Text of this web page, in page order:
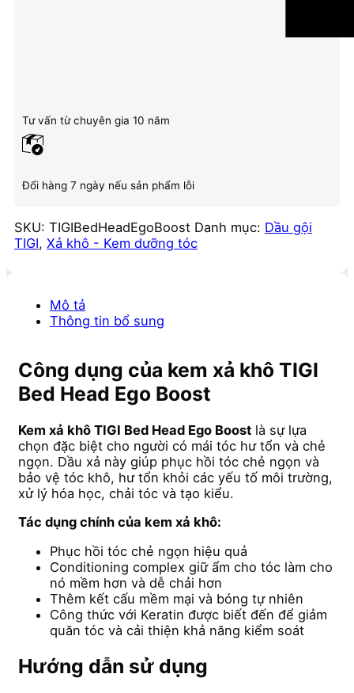
Tư vấn từ chuyên gia 10 năm
Đổi hàng 7 ngày nếu sản phẩm lỗi
SKU: TIGIBedHeadEgoBoost Danh mục: Dầu gội
TIGI, Xả khô - Kem dưỡng tóc
Mô tả
Thông tin bổ sung
Công dụng của kem xả khô TIGI
Bed Head Ego Boost
Kem xả khô TIGI Bed Head Ego Boost là sự lựa
chọn đặc biệt cho người có mái tóc hư tổn và chẻ
ngọn. Dầu xả này giúp phục hồi tóc chẻ ngọn và
bảo vệ tóc khô, hư tổn khỏi các yếu tố môi trường,
xử lý hóa học, chải tóc và tạo kiểu.
Tác dụng chính của kem xả khô:
Phục hồi tóc chẻ ngọn hiệu quả
Conditioning complex giữ ẩm cho tóc làm cho
nó mềm hơn và dễ chải hơn
Thêm kết cấu mềm mại và bóng tự nhiên
Công thức với Keratin được biết đến để giảm
quăn tóc và cải thiện khả năng kiểm soát
Hướng dẫn sử dụng